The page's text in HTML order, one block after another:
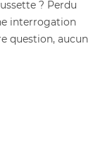
? Perdu
interrogation
question, aucun